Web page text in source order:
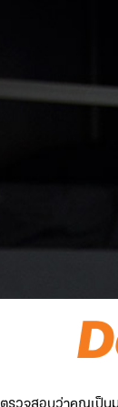
ตรวจสอบว่าคุณเป็น